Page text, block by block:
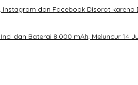
Instagram dan Facebook Disorot karena
dan Baterai 8.000 mAh, Meluncur 14